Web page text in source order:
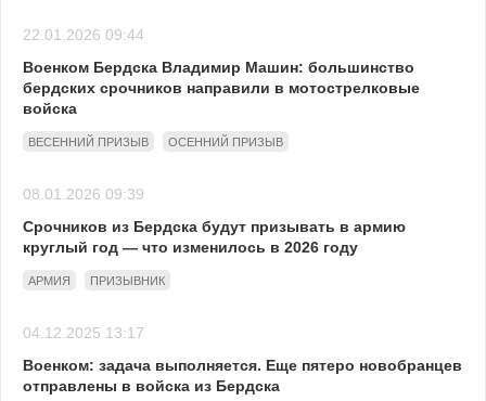
22.01.2026 09:44
Военком Бердска Владимир Машин: большинство
бердских срочников направили в мотострелковые
войска
ВЕСЕННИЙ ПРИЗЫВ ОСЕННИЙ ПРИЗЫВ
08.01.2026 09:39
Срочников из Бердска будут призывать в армию
круглый год — что изменилось в 2026 году
АРМИЯ ПРИЗЫВНИК
04.12.2025 13:17
Военком: задача выполняется. Еще пятеро новобранцев
отправлены в войска из Бердска